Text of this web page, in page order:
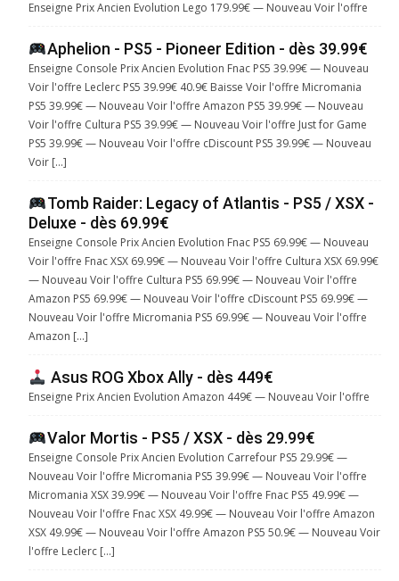
Enseigne Prix Ancien Evolution Lego 179.99€ — Nouveau Voir l'offre
Aphelion - PS5 - Pioneer Edition - dès 39.99€
Enseigne Console Prix Ancien Evolution Fnac PS5 39.99€ — Nouveau
Voir l'offre Leclerc PS5 39.99€ 40.9€ Baisse Voir l'offre Micromania
PS5 39.99€ — Nouveau Voir l'offre Amazon PS5 39.99€ — Nouveau
Voir l'offre Cultura PS5 39.99€ — Nouveau Voir l'offre Just for Game
PS5 39.99€ — Nouveau Voir l'offre cDiscount PS5 39.99€ — Nouveau
Voir […]
Tomb Raider: Legacy of Atlantis - PS5 / XSX -
Deluxe - dès 69.99€
Enseigne Console Prix Ancien Evolution Fnac PS5 69.99€ — Nouveau
Voir l'offre Fnac XSX 69.99€ — Nouveau Voir l'offre Cultura XSX 69.99€
— Nouveau Voir l'offre Cultura PS5 69.99€ — Nouveau Voir l'offre
Amazon PS5 69.99€ — Nouveau Voir l'offre cDiscount PS5 69.99€ —
Nouveau Voir l'offre Micromania PS5 69.99€ — Nouveau Voir l'offre
Amazon […]
Asus ROG Xbox Ally - dès 449€
Enseigne Prix Ancien Evolution Amazon 449€ — Nouveau Voir l'offre
Valor Mortis - PS5 / XSX - dès 29.99€
Enseigne Console Prix Ancien Evolution Carrefour PS5 29.99€ —
Nouveau Voir l'offre Micromania PS5 39.99€ — Nouveau Voir l'offre
Micromania XSX 39.99€ — Nouveau Voir l'offre Fnac PS5 49.99€ —
Nouveau Voir l'offre Fnac XSX 49.99€ — Nouveau Voir l'offre Amazon
XSX 49.99€ — Nouveau Voir l'offre Amazon PS5 50.9€ — Nouveau Voir
l'offre Leclerc […]